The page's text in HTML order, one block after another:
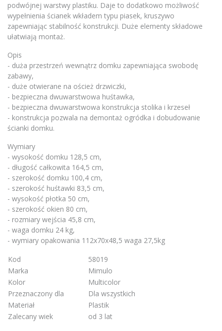
podwójnej warstwy plastiku. Daje to dodatkowo możliwość
wypełnienia ścianek wkładem typu piasek, kruszywo
zapewniając stabilność konstrukcji. Duże elementy składowe
ułatwiają montaż.
Opis
- duża przestrzeń wewnątrz domku zapewniająca swobodę
zabawy,
- duże otwierane na oścież drzwiczki,
- bezpieczna dwuwarstwowa huśtawka,
- bezpieczna dwuwarstwowa konstrukcja stolika i krzeseł
- konstrukcja pozwala na demontaż ogródka i dobudowanie
ścianki domku.
Wymiary
- wysokość domku 128,5 cm,
- długość całkowita 164,5 cm,
- szerokość domku 100,4 cm,
- szerokość huśtawki 83,5 cm,
- wysokość płotka 50 cm,
- szerokość okien 80 cm,
- rozmiary wejścia 45,8 cm,
- waga domku 24 kg,
- wymiary opakowania 112x70x48,5 waga 27,5kg
Kod
58019
Marka
Mimulo
Kolor
Multicolor
Przeznaczony dla
Dla wszystkich
Materiał
Plastik
Zalecany wiek
od 3 lat